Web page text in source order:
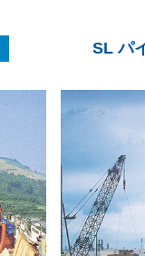
SL パ